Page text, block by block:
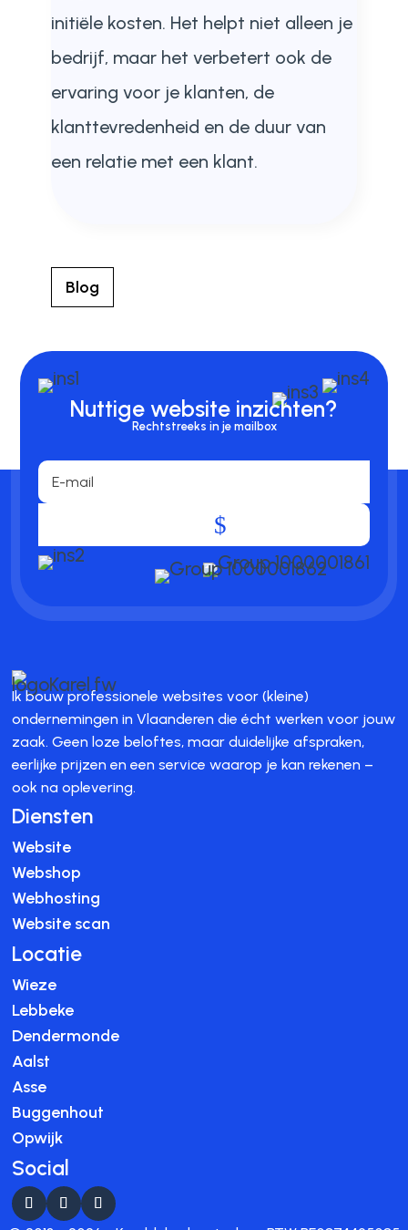
initiële kosten. Het helpt niet alleen je
bedrijf, maar het verbetert ook de
ervaring voor je klanten, de
klanttevredenheid en de duur van
een relatie met een klant.
Blog
Nuttige website inzichten?
Rechtstreeks in je mailbox
Ik bouw professionele websites voor (kleine)
ondernemingen in Vlaanderen die écht werken voor jouw
zaak. Geen loze beloftes, maar duidelijke afspraken,
eerlijke prijzen en een service waarop je kan rekenen –
ook na oplevering.
Diensten
Website
Webshop
Webhosting
Website scan
Locatie
Wieze
Lebbeke
Dendermonde
Aalst
Asse
Buggenhout
Opwijk
Social